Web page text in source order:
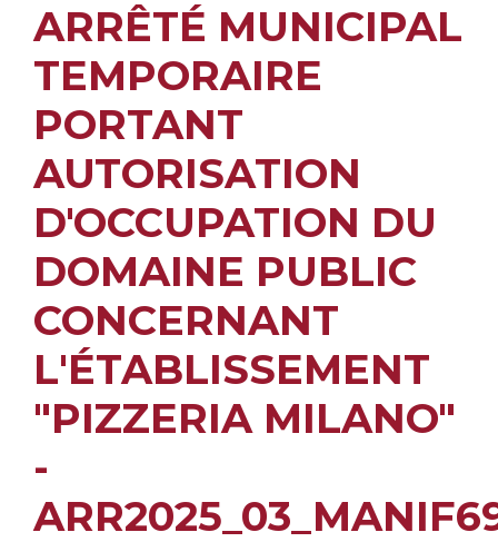
ARRÊTÉ MUNICIPAL
TEMPORAIRE
PORTANT
AUTORISATION
D'OCCUPATION DU
DOMAINE PUBLIC
CONCERNANT
L'ÉTABLISSEMENT
"PIZZERIA MILANO"
-